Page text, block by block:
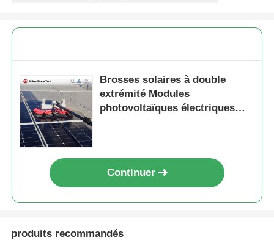
Brosses solaires à double
extrémité Modules
photovoltaïques électriques
Continuer
produits recommandés